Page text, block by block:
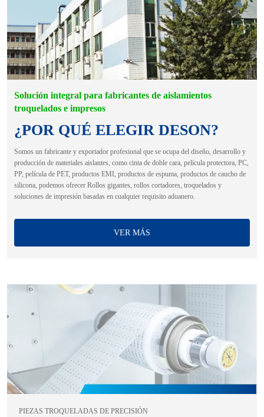
Solución integral para fabricantes de aislamientos
troquelados e impresos
¿POR QUÉ ELEGIR DESON?
Somos un fabricante y exportador profesional que se ocupa del diseño, desarrollo y
producción de materiales aislantes, como cinta de doble cara, película protectora, PC,
PP, película de PET, productos EMI, productos de espuma, productos de caucho de
silicona, podemos ofrecer Rollos gigantes, rollos cortadores, troquelados y
soluciones de impresión basadas en cualquier requisito aduanero.
VER MÁS
PIEZAS TROQUELADAS DE PRECISIÓN